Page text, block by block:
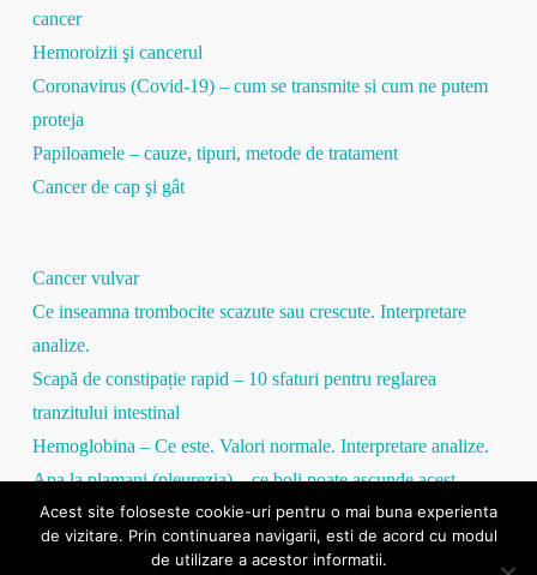
cancer
Hemoroizii şi cancerul
Coronavirus (Covid-19) – cum se transmite si cum ne putem
proteja
Papiloamele – cauze, tipuri, metode de tratament
Cancer de cap şi gât
Cancer vulvar
Ce inseamna trombocite scazute sau crescute. Interpretare
analize.
Scapă de constipație rapid – 10 sfaturi pentru reglarea
tranzitului intestinal
Hemoglobina – Ce este. Valori normale. Interpretare analize.
Apa la plamani (pleurezia) – ce boli poate ascunde acest
simptom
Proteina C Reactivă – tot ce trebuie să ştii
Acest site foloseste cookie-uri pentru o mai buna experienta
de vizitare. Prin continuarea navigarii, esti de acord cu modul
de utilizare a acestor informatii.